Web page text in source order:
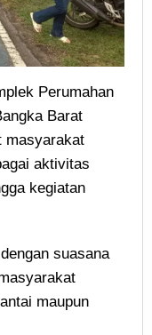
Perumahan
Barat
masyarakat
aktivitas
kegiatan
suasana
maupun